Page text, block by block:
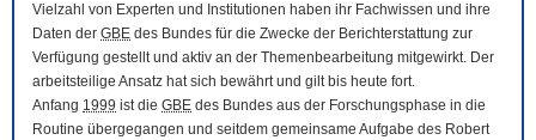
Vielzahl von Experten und Institutionen haben ihr Fachwissen und ihre
Daten der GBE des Bundes für die Zwecke der Berichterstattung zur
Verfügung gestellt und aktiv an der Themenbearbeitung mitgewirkt. Der
arbeitsteilige Ansatz hat sich bewährt und gilt bis heute fort.
Anfang 1999 ist die GBE des Bundes aus der Forschungsphase in die
Routine übergegangen und seitdem gemeinsame Aufgabe des Robert